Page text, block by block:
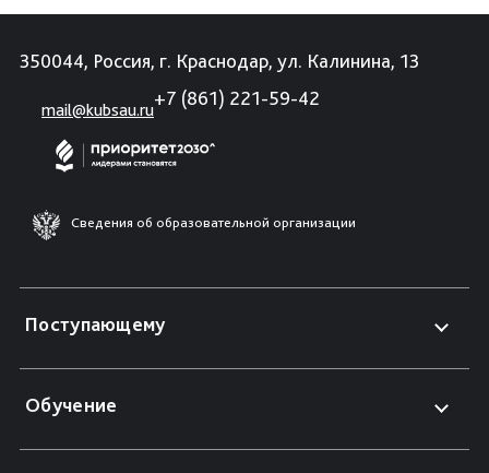
350044, Россия, г. Краснодар, ул. Калинина, 13
mail@kubsau.ru
+7 (861) 221-59-42
Сведения об образовательной организации
Поступающему
Обучение